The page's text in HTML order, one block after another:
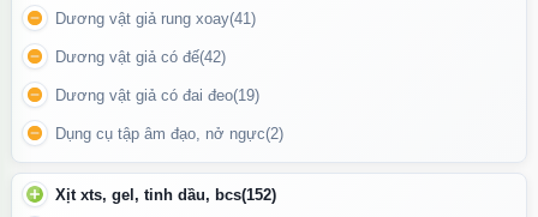
Người thường xuyên stress, ăn uống không điều độ hoặc dùng
kháng sinh dài ngày.
Dương vật giả rung xoay(41)
Dương vật giả có đế(42)
Dương vật giả có đai đeo(19)
Dụng cụ tập âm đạo, nở ngực(2)
Xịt xts, gel, tinh dầu, bcs(152)